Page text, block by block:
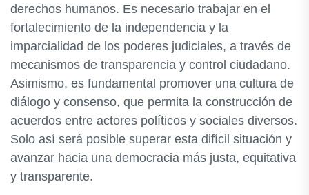
derechos humanos. Es necesario trabajar en el
fortalecimiento de la independencia y la
imparcialidad de los poderes judiciales, a través de
mecanismos de transparencia y control ciudadano.
Asimismo, es fundamental promover una cultura de
diálogo y consenso, que permita la construcción de
acuerdos entre actores políticos y sociales diversos.
Solo así será posible superar esta difícil situación y
avanzar hacia una democracia más justa, equitativa
y transparente.